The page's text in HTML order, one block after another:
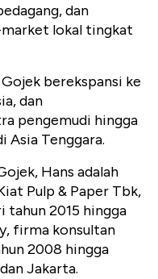
dan
lokal tingkat
berekspansi ke
dan
pengemudi hingga
Asia Tenggara.
Hans adalah
Pulp & Paper Tbk,
tahun 2015 hingga
firma konsultan
2008 hingga
Jakarta.